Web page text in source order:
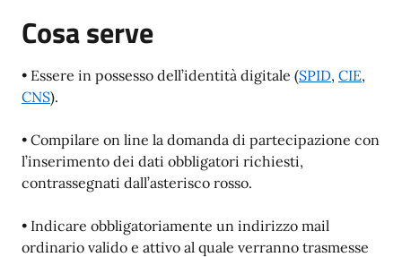
Cosa serve
• Essere in possesso dell’identità digitale (SPID, CIE,
CNS).
• Compilare on line la domanda di partecipazione con
l’inserimento dei dati obbligatori richiesti,
contrassegnati dall’asterisco rosso.
• Indicare obbligatoriamente un indirizzo mail
ordinario valido e attivo al quale verranno trasmesse